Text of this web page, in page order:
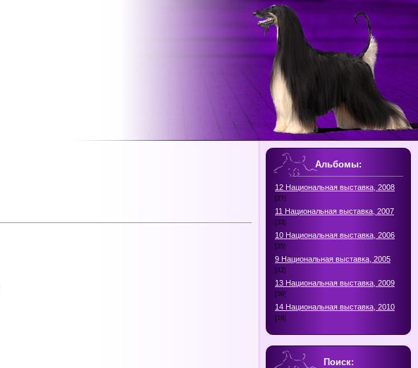
Альбомы:
12 Национальная выставка, 2008
[27]
11 Национальная выставка, 2007
[33]
10 Национальная выставка, 2006
[35]
9 Национальная выставка, 2005
[42]
13 Национальная выставка, 2009
[39]
14 Национальная выставка, 2010
[16]
Поиск: